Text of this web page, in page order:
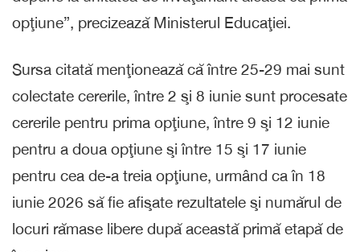
opţiune”, precizează Ministerul Educaţiei.
Sursa citată menţionează că între 25-29 mai sunt
colectate cererile, între 2 şi 8 iunie sunt procesate
cererile pentru prima opţiune, între 9 şi 12 iunie
pentru a doua opţiune şi între 15 şi 17 iunie
pentru cea de-a treia opţiune, urmând ca în 18
iunie 2026 să fie afişate rezultatele şi numărul de
locuri rămase libere după această primă etapă de